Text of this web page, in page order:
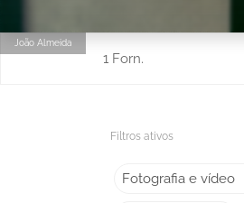
João Almeida
1 Forn.
Filtros ativos
Fotografia e vídeo